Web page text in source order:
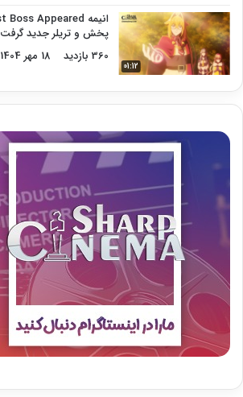
01:12
پخش و تریلر جدید گرفت
360 بازدید
18 مهر 1404